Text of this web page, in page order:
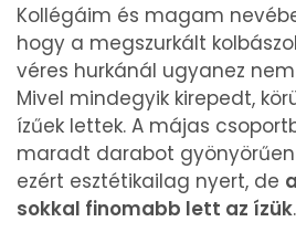
Kollégáim és magam
hogy a megszurkált
véres hurkánál ugyanez
Mivel mindegyik kirepedt,
ízűek lettek. A májas
maradt darabot
ezért esztétikailag nyert, de
sokkal finomabb lett az ízük.